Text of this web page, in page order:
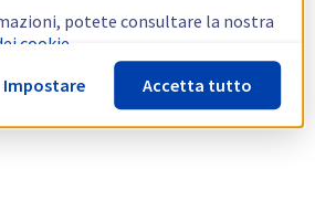
potete consultare la nostra
cookie.
Impostare
Accetta tutto